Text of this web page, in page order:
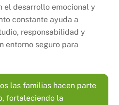
el desarrollo emocional y
constante ayuda a
responsabilidad y
entorno seguro para
las familias hacen parte
fortaleciendo la